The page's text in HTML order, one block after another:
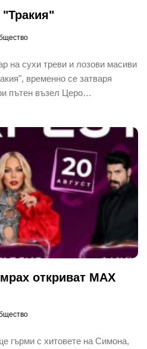
на сухи треви и лозови масиви
временно се затваря
пътен възел Церо…
откриват MAX
гърми с хитовете на Симона,